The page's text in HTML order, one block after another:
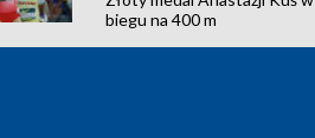
biegu na 400 m